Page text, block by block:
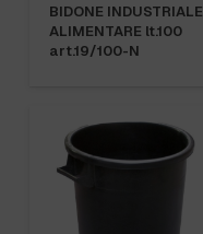
BIDONE INDUSTRIALE
ALIMENTARE lt.100
art.19/100-N